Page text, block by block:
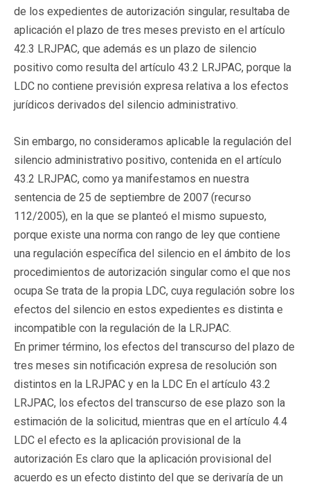
de los expedientes de autorización singular, resultaba de
aplicación el plazo de tres meses previsto en el artículo
42.3 LRJPAC, que además es un plazo de silencio
positivo como resulta del artículo 43.2 LRJPAC, porque la
LDC no contiene previsión expresa relativa a los efectos
jurídicos derivados del silencio administrativo.
Sin embargo, no consideramos aplicable la regulación del
silencio administrativo positivo, contenida en el artículo
43.2 LRJPAC, como ya manifestamos en nuestra
sentencia de 25 de septiembre de 2007 (recurso
112/2005), en la que se planteó el mismo supuesto,
porque existe una norma con rango de ley que contiene
una regulación específica del silencio en el ámbito de los
procedimientos de autorización singular como el que nos
ocupa Se trata de la propia LDC, cuya regulación sobre los
efectos del silencio en estos expedientes es distinta e
incompatible con la regulación de la LRJPAC.
En primer término, los efectos del transcurso del plazo de
tres meses sin notificación expresa de resolución son
distintos en la LRJPAC y en la LDC En el artículo 43.2
LRJPAC, los efectos del transcurso de ese plazo son la
estimación de la solicitud, mientras que en el artículo 4.4
LDC el efecto es la aplicación provisional de la
autorización Es claro que la aplicación provisional del
acuerdo es un efecto distinto del que se derivaría de un